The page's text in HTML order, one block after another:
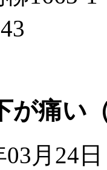
が痛い
月24日